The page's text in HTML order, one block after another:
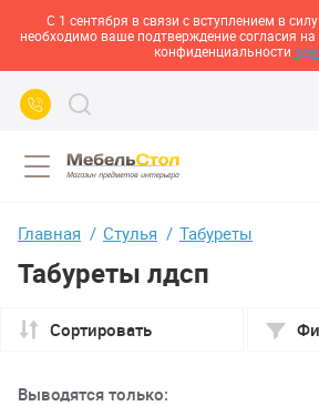
С 1 сентября в связи с вступлением в
необходимо ваше подтверждение согласия
конфиденциальности
Главная Стулья Табуреты
Табуреты лдсп
Сортировать
Выводятся только: